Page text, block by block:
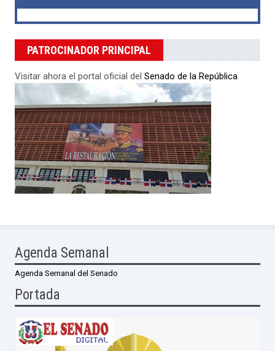
PATROCINADOR PRINCIPAL
Visitar ahora el portal oficial del Senado de la República
Agenda Semanal
Agenda Semanal del Senado
Portada